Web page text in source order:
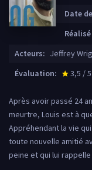
Date
Acteurs: Jeffrey
Évaluation:
3,5 / 5
Après avoir passé 24
meurtre, Louis est à
Appréhendant la vie
toute nouvelle amitié
peine et qui lui rappelle